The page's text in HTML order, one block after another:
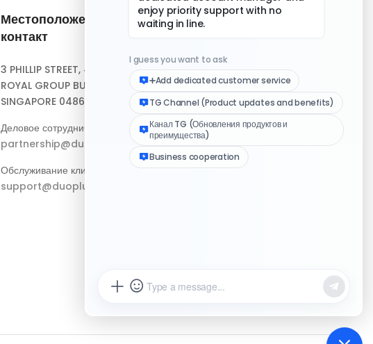
Местоположение и
контакт
3 PHILLIP STREET, #10-04,
ROYAL GROUP BUILDING,
SINGAPORE 048693
Деловое сотрудничество:
partnership@duoplus.net
Обслуживание клиентов:
support@duoplus.net
Быстрые ссылки
Скачать клиент
Медиа-набор логотипа
Журнал изменений